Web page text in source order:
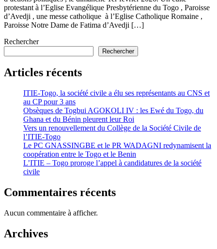
protestant à l’Eglise Evangélique Presbytérienne du Togo , Paroisse
d’Avedji , une messe catholique à l’Eglise Catholique Romaine ,
Paroisse Notre Dame de Fatima d’Avedji […]
Rechercher
Rechercher
Articles récents
ITIE-Togo, la société civile a élu ses représentants au CNS et
au CP pour 3 ans
Obsèques de Togbui AGOKOLI IV : les Ewé du Togo, du
Ghana et du Bénin pleurent leur Roi
Vers un renouvellement du Collège de la Société Civile de
l’ITIE-Togo
Le PC GNASSINGBE et le PR WADAGNI redynamisent la
coopération entre le Togo et le Benin
L’ITIE – Togo proroge l’appel à candidatures de la société
civile
Commentaires récents
Aucun commentaire à afficher.
Archives